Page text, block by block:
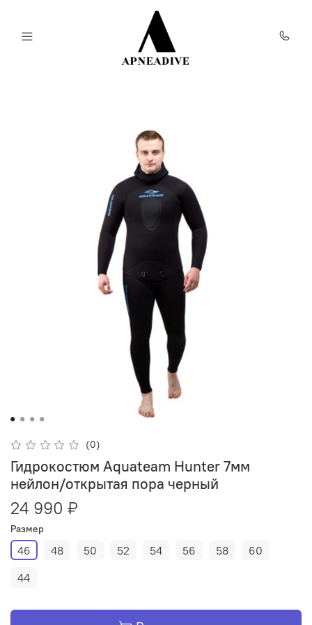
(0)
Гидрокостюм Aquateam Hunter 7мм
нейлон/открытая пора черный
24 990 ₽
Размер
46 48 50 52 54 56 58
60
44